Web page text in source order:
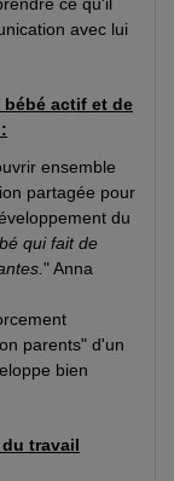
avec lui
actif et de
ensemble
partagée pour
du
qui fait de
" Anna
parents" d'un
bien
travail